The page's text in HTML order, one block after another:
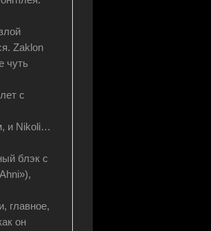
Zaklon
чуть
с
и Nikoli…
блэк с
главное,
он